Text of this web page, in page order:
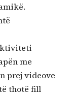
me
prej videove
thotë fill